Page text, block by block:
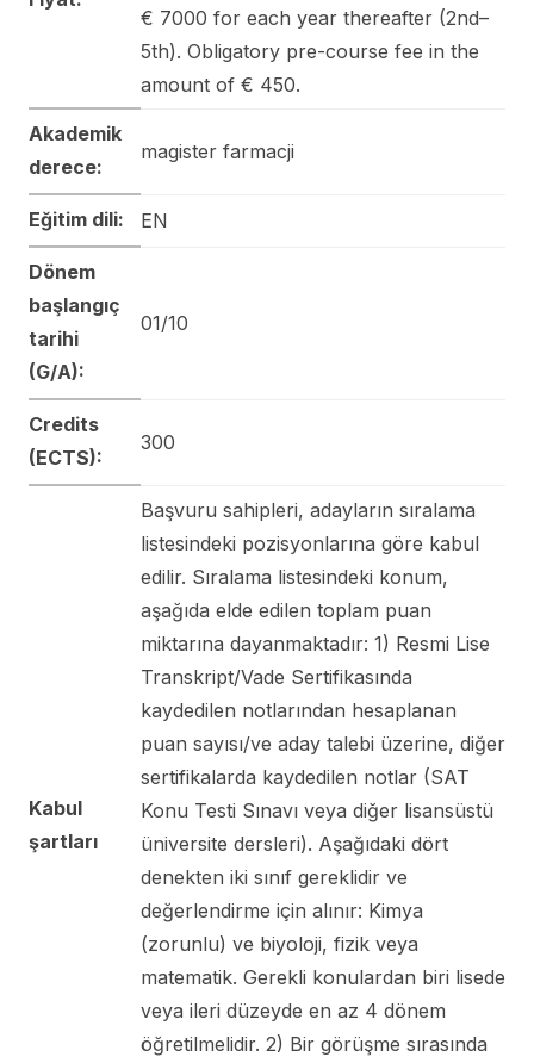
€ 7000 for each year thereafter (2nd–
5th). Obligatory pre-course fee in the
amount of € 450.
Akademik
derece:
magister farmacji
Eğitim dili: EN
Dönem
başlangıç
tarihi
(G/A):
01/10
Credits
(ECTS):
300
Kabul
şartları
Başvuru sahipleri, adayların sıralama
listesindeki pozisyonlarına göre kabul
edilir. Sıralama listesindeki konum,
aşağıda elde edilen toplam puan
miktarına dayanmaktadır: 1) Resmi Lise
Transkript/Vade Sertifikasında
kaydedilen notlarından hesaplanan
puan sayısı/ve aday talebi üzerine, diğer
sertifikalarda kaydedilen notlar (SAT
Konu Testi Sınavı veya diğer lisansüstü
üniversite dersleri). Aşağıdaki dört
denekten iki sınıf gereklidir ve
değerlendirme için alınır: Kimya
(zorunlu) ve biyoloji, fizik veya
matematik. Gerekli konulardan biri lisede
veya ileri düzeyde en az 4 dönem
öğretilmelidir. 2) Bir görüşme sırasında